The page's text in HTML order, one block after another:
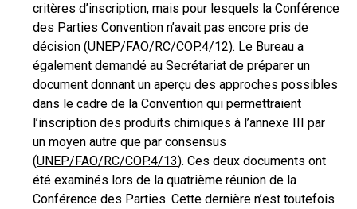
critères d’inscription, mais pour lesquels la Conférence
des Parties Convention n’avait pas encore pris de
décision (UNEP/FAO/RC/COP.4/12). Le Bureau a
également demandé au Secrétariat de préparer un
document donnant un aperçu des approches possibles
dans le cadre de la Convention qui permettraient
l’inscription des produits chimiques à l’annexe III par
un moyen autre que par consensus
(UNEP/FAO/RC/COP.4/13). Ces deux documents ont
été examinés lors de la quatrième réunion de la
Conférence des Parties. Cette dernière n’est toutefois